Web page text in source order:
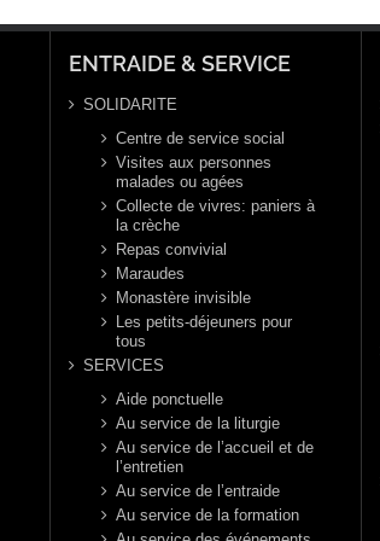
ENTRAIDE & SERVICE
SOLIDARITE
Centre de service social
Visites aux personnes
malades ou agées
Collecte de vivres: paniers à
la crèche
Repas convivial
Maraudes
Monastère invisible
Les petits-déjeuners pour
tous
SERVICES
Aide ponctuelle
Au service de la liturgie
Au service de l’accueil et de
l’entretien
Au service de l’entraide
Au service de la formation